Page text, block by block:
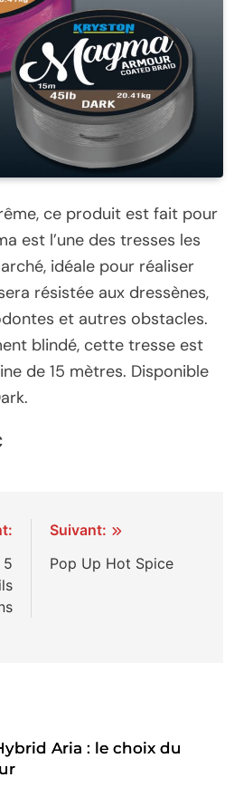
ce produit est fait pour
est l’une des tresses les
idéale pour réaliser
résistée aux dressènes,
et autres obstacles.
blindé, cette tresse est
de 15 mètres. Disponible
5
Suivant:
Pop Up Hot Spice
Aria : le choix du